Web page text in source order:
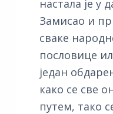
настала је у
Замисао и
сваке
пословице
један
како се све
путем, тако